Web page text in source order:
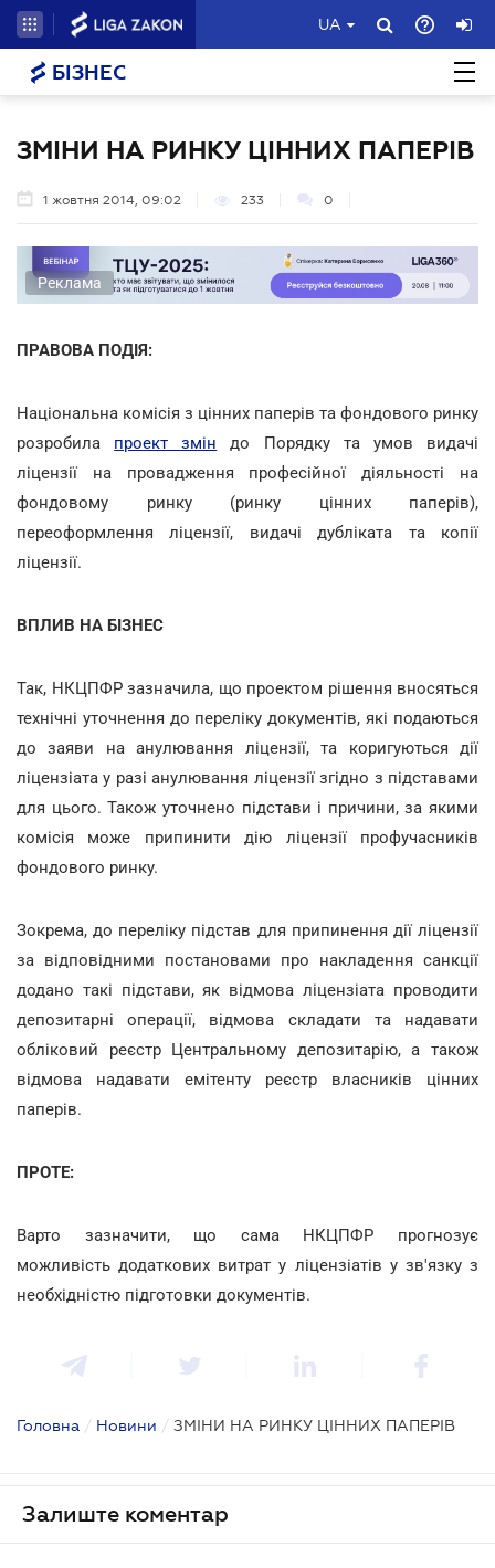
UA
БІЗНЕС
ЗМІНИ НА РИНКУ ЦІННИХ ПАПЕРІВ
1 жовтня 2014, 09:02 233 0
Реклама
ПРАВОВА ПОДІЯ:
Національна комісія з цінних паперів та фондового ринку
розробила проект змін до Порядку та умов видачі
ліцензії на провадження професійної діяльності на
фондовому ринку (ринку цінних паперів),
переоформлення ліцензії, видачі дубліката та копії
ліцензії.
ВПЛИВ НА БІЗНЕС
Так, НКЦПФР зазначила, що проектом рішення вносяться
технічні уточнення до переліку документів, які подаються
до заяви на анулювання ліцензії, та коригуються дії
ліцензіата у разі анулювання ліцензії згідно з підставами
для цього. Також уточнено підстави і причини, за якими
комісія може припинити дію ліцензії профучасників
фондового ринку.
Зокрема, до переліку підстав для припинення дії ліцензії
за відповідними постановами про накладення санкції
додано такі підстави, як відмова ліцензіата проводити
депозитарні операції, відмова складати та надавати
обліковий реєстр Центральному депозитарію, а також
відмова надавати емітенту реєстр власників цінних
паперів.
ПРОТЕ:
Варто зазначити, що сама НКЦПФР прогнозує
можливість додаткових витрат у ліцензіатів у зв'язку з
необхідністю підготовки документів.
Головна / Новини / ЗМІНИ НА РИНКУ ЦІННИХ ПАПЕРІВ
Залиште коментар